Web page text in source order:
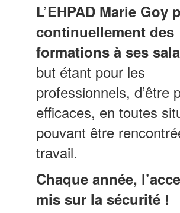
L’EHPAD Marie Goy
continuellement des
formations à ses
but étant pour les
professionnels, d’être
efficaces, en toutes
pouvant être
travail.
Chaque année,
mis sur la sécurité !